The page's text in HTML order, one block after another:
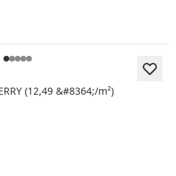
(12,49 &#8364;/m²)